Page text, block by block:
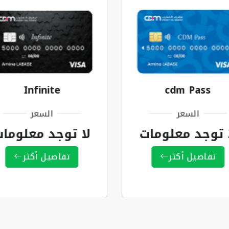
cdm Pass
السعر
توجد معلومات
تفاصيل أكثر
Infinite
السعر
لا توجد
تفاصيل أكثر